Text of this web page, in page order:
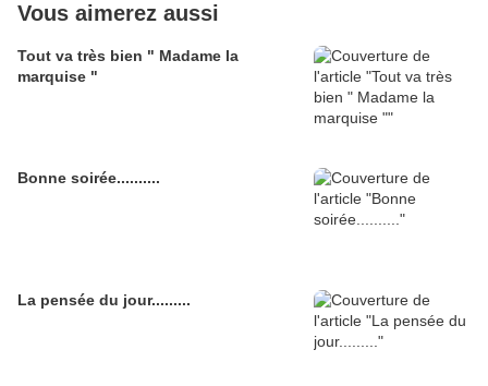
Vous aimerez aussi
Tout va très bien " Madame la
marquise "
Bonne soirée..........
La pensée du jour.........